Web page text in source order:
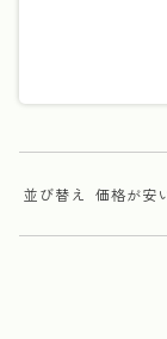
並び替え 価格が安